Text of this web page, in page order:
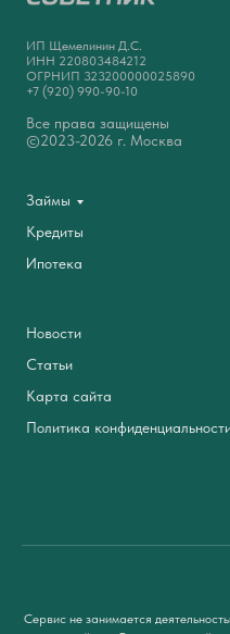
ИП Щемелинин Д.С.
ИНН 220803484212
ОГРНИП 323200000025890
+7 (920) 990-90-10
Все права защищены
©2023-2026 г. Москва
Займы
Кредиты
Ипотека
Новости
Статьи
Карта сайта
Политика
Сервис не занимается